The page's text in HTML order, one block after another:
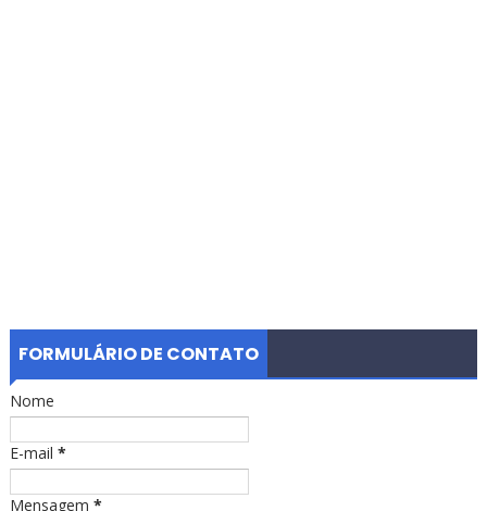
FORMULÁRIO DE CONTATO
Nome
E-mail *
Mensagem *